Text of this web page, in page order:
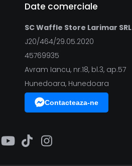
Date comerciale
SC Waffle Store Larimar SRL
J20/464/29.05.2020
45769935
Avram Iancu, nr.18, bl.3, ap.57
Hunedoara, Hunedoara
Contacteaza-ne